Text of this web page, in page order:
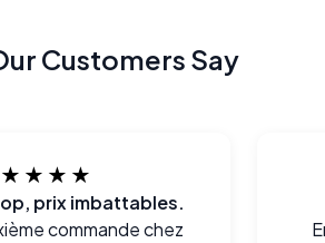
Customers Say
prix imbattables.
commande chez